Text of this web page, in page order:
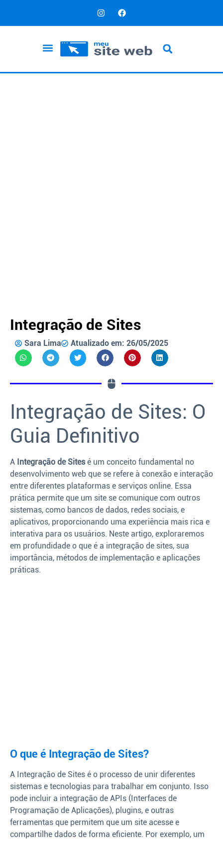
Integração de Sites
Sara Lima Atualizado em: 26/05/2025
Integração de Sites: O
Guia Definitivo
A Integração de Sitesé um conceito fundamental no
desenvolvimento web que se refere à conexão e interação
entre diferentes plataformas e serviços online. Essa
prática permite que um site se comunique com outros
sistemas, como bancos de dados, redes sociais, e
aplicativos, proporcionando uma experiência mais rica e
interativa para os usuários. Neste artigo, exploraremos
em profundidade o que é a integração de sites, sua
importância, métodos de implementação e aplicações
práticas.
O que é Integração de Sites?
A Integração de Sites é o processo de unir diferentes
sistemas e tecnologias para trabalhar em conjunto. Isso
pode incluir a integração de APIs (Interfaces de
Programação de Aplicações), plugins, e outras
ferramentas que permitem que um site acesse e
compartilhe dados de forma eficiente. Por exemplo, um